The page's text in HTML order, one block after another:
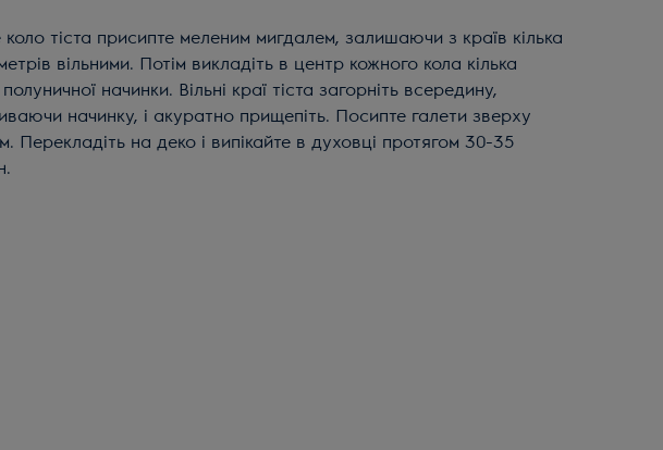
вільними. Потім викладіть в центр кожного кола кілька
начинки. Вільні краї тіста загорніть всередину,
начинку, і акуратно прищепіть. Посипте галети зверху
Перекладіть на деко і випікайте в духовці протягом 30-35